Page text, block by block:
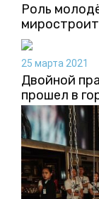
Роль
25 марта 2021
Двойной
прошел в